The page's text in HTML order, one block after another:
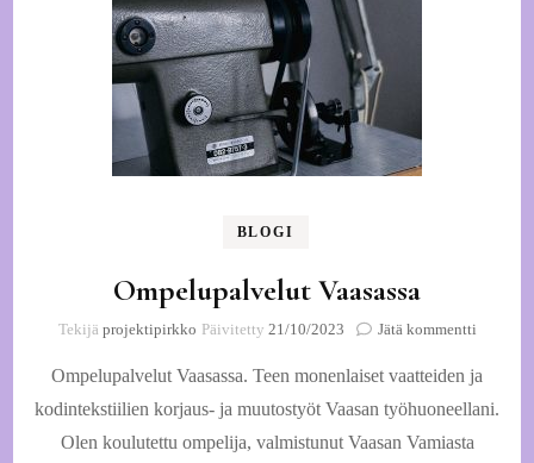
BLOGI
Ompelupalvelut Vaasassa
Tekijä projektipirkko Päivitetty 21/10/2023 Jätä kommentti
Vaasassa
Ompelupalvelut Vaasassa. Teen monenlaiset vaatteiden ja
kodintekstiilien korjaus- ja muutostyöt Vaasan työhuoneellani.
Olen koulutettu ompelija, valmistunut Vaasan Vamiasta